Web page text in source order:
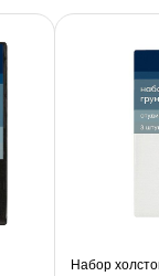
Набор